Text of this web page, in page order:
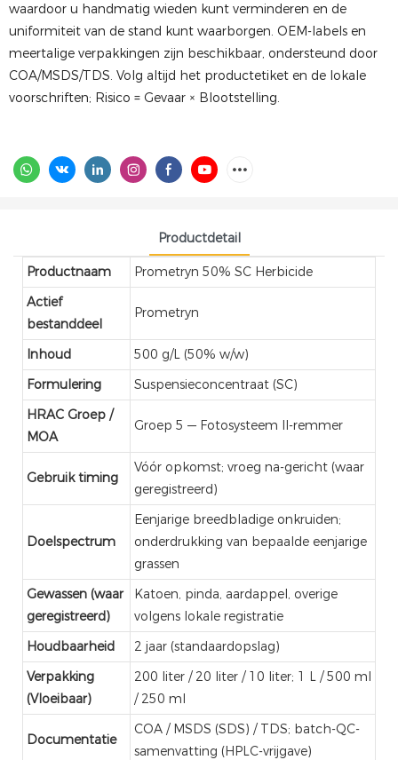
waardoor u handmatig wieden kunt verminderen en de
uniformiteit van de stand kunt waarborgen. OEM-labels en
meertalige verpakkingen zijn beschikbaar, ondersteund door
COA/MSDS/TDS. Volg altijd het productetiket en de lokale
voorschriften; Risico = Gevaar × Blootstelling.
Productdetail
Productnaam
Prometryn 50% SC Herbicide
Actief
bestanddeel
Prometryn
Inhoud
500 g/L (50% w/w)
Formulering
Suspensieconcentraat (SC)
HRAC Groep /
MOA
Groep 5 — Fotosysteem II-remmer
Gebruik timing
Vóór opkomst; vroeg na-gericht (waar
geregistreerd)
Doelspectrum
Eenjarige breedbladige onkruiden;
onderdrukking van bepaalde eenjarige
grassen
Gewassen (waar
geregistreerd)
Katoen, pinda, aardappel, overige
volgens lokale registratie
Houdbaarheid
2 jaar (standaardopslag)
Verpakking
(Vloeibaar)
200 liter / 20 liter / 10 liter; 1 L / 500 ml
/ 250 ml
Documentatie
COA / MSDS (SDS) / TDS; batch-QC-
samenvatting (HPLC-vrijgave)